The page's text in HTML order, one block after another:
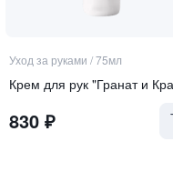
Уход за руками /75мл
830 ₽